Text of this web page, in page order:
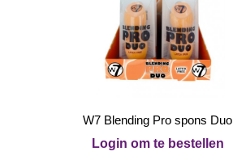
W7 Blending Pro spons Duo
Login om te bestellen